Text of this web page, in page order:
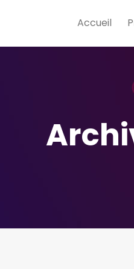
Accueil